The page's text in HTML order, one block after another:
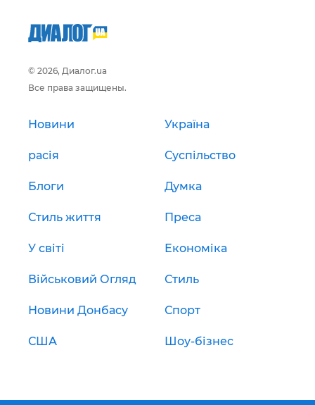
© 2026, Диалог.ua
Все права защищены.
Новини Україна
расія Суспільство
Блоги Думка
Стиль життя Преса
У світі Економіка
Військовий Огляд Стиль
Новини Донбасу Спорт
США Шоу-бізнес